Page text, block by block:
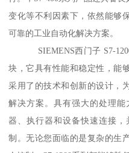
变化等不利因素下，依然能够
可靠的工业自动化解决方案。
SIEMENS西门子 S7-1200
块，它具有性能和稳定性，能
采用了的技术和创新的设计，
解决方案。具有强大的处理
器、执行器和设备快速连接
制。无论您面临的是复杂的生